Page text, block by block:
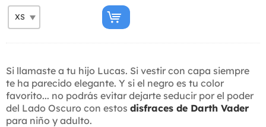
Si llamaste a tu hijo Lucas. Si vestir con capa siempre
te ha parecido elegante. Y si el negro es tu color
favorito... no podrás evitar dejarte seducir por el poder
del Lado Oscuro con estos disfraces de Darth Vader
para niño y adulto.